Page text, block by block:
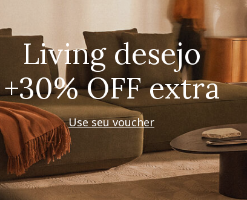
Living desejo
+30% OFF extra
Use seu voucher